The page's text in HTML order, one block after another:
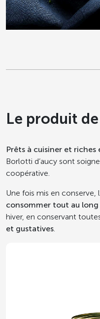
Le produit
Prêts à cuisiner et riches
Borlotti d’aucy sont
coopérative.
Une fois mis en
consommer tout au long
hiver, en conservant
et gustatives